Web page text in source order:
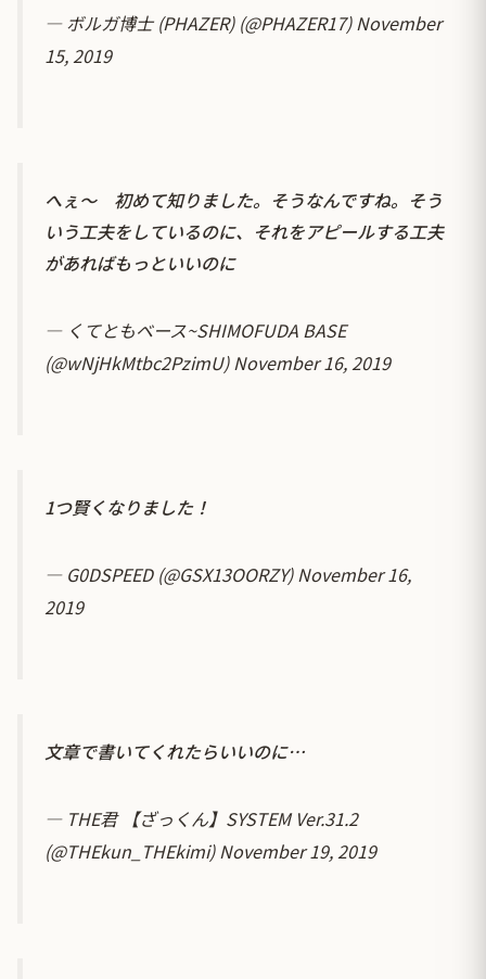
— ボルガ博士 (PHAZER) (@PHAZER17)November
15, 2019
へぇ〜 初めて知りました。そうなんですね。そう
いう工夫をしているのに、それをアピールする工夫
があればもっといいのに
— くてともベース~SHIMOFUDA BASE
(@wNjHkMtbc2PzimU)November 16, 2019
1つ賢くなりました！
— G0DSPEED (@GSX13OORZY)November 16,
2019
文章で書いてくれたらいいのに…
— THE君 【ざっくん】SYSTEM Ver.31.2
(@THEkun_THEkimi)November 19, 2019